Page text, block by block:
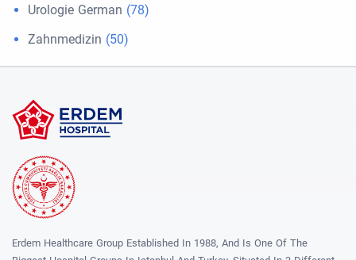
Urologie German (78)
Zahnmedizin (50)
Erdem Healthcare Group Established In 1988, And Is One Of The